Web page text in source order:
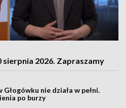
sierpnia 2026. Zapraszamy
Głogówku nie działa w pełni.
po burzy